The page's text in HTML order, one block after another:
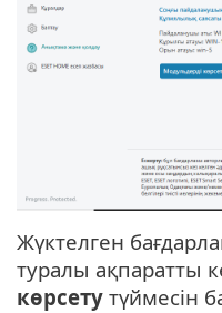
Жүктелген
туралы ақпаратты
көрсету түймесін